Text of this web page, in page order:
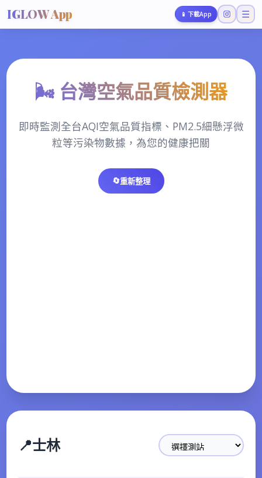
IGLOW App 📱 下載App ☰
🌬️ 台灣空氣品質檢測器
即時監測全台AQI空氣品質指標、PM2.5細懸浮微
粒等污染物數據，為您的健康把關
🔄重新整理
📍士林